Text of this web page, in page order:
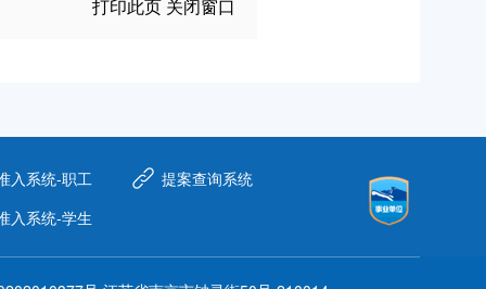
打印此页 关闭窗口
入系统-职工
提案查询系统
入系统-学生